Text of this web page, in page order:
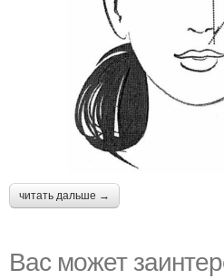
читать дальше →
Вас может